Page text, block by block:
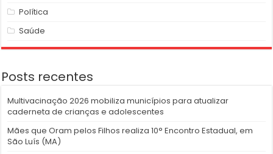
Política
Saúde
Posts recentes
Multivacinação 2026 mobiliza municípios para atualizar
caderneta de crianças e adolescentes
Mães que Oram pelos Filhos realiza 10° Encontro Estadual, em
São Luís (MA)